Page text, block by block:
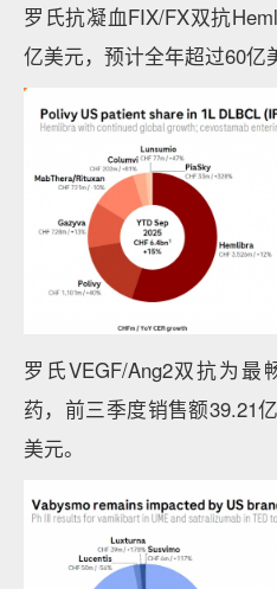
罗氏抗凝血FIX/FX双抗
亿美元，预计全年超过60亿
罗氏VEGF/Ang2双抗为
药，前三季度销售额39.21
美元。